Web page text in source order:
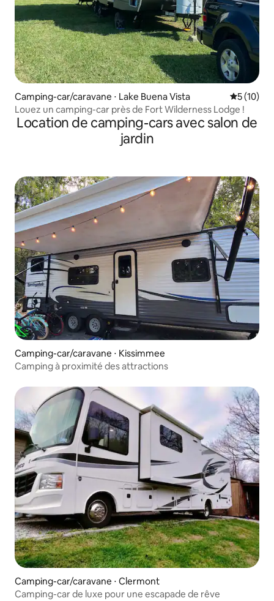
Camping-car/caravane ⋅ Lake Buena Vista
5 (10)
Louez un camping-car près de Fort Wilderness Lodge !
Location de camping-cars avec salon de
jardin
Camping-car/caravane ⋅ Kissimmee
Camping à proximité des attractions
Camping-car/caravane ⋅ Clermont
Camping-car de luxe pour une escapade de rêve